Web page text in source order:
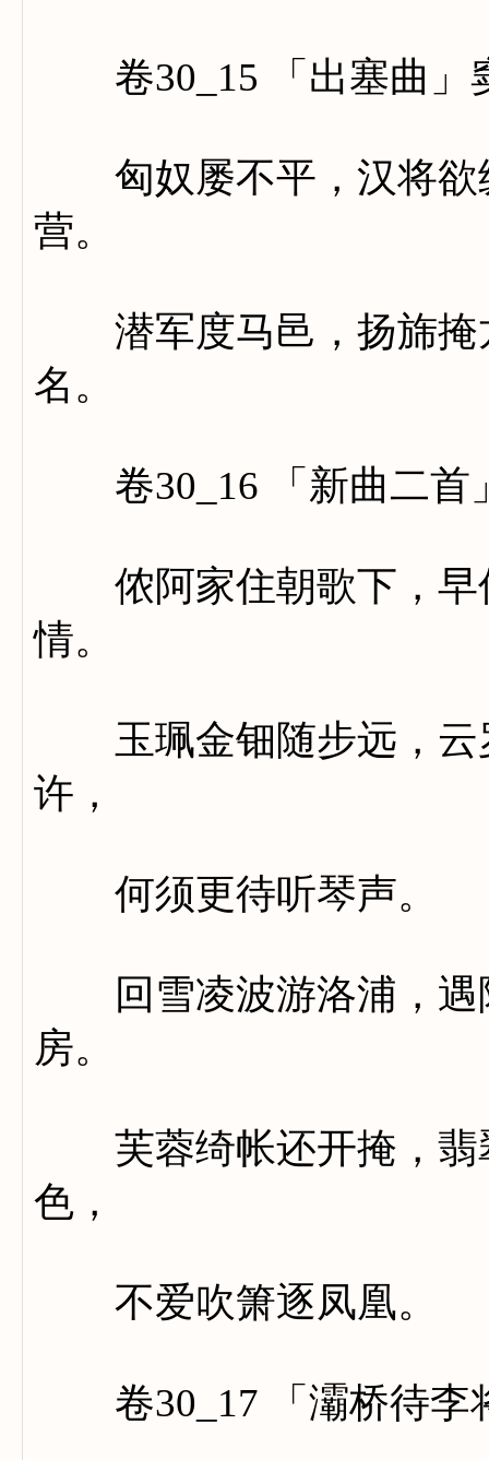
卷30_15 「出塞曲」
匈奴屡不平，汉将欲
营。
潜军度马邑，扬旆掩
名。
卷30_16 「新曲二首
侬阿家住朝歌下，早
情。
玉珮金钿随步远，云
许，
何须更待听琴声。
回雪凌波游洛浦，遇
房。
芙蓉绮帐还开掩，翡
色，
不爱吹箫逐凤凰。
卷30_17 「灞桥待李